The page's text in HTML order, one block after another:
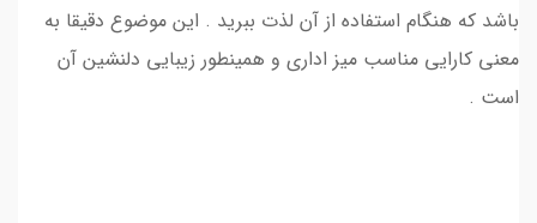
باشد که هنگام استفاده از آن لذت ببرید . این موضوع دقیقا به
معنی کارایی مناسب میز اداری و همینطور زیبایی دلنشین آن
است .